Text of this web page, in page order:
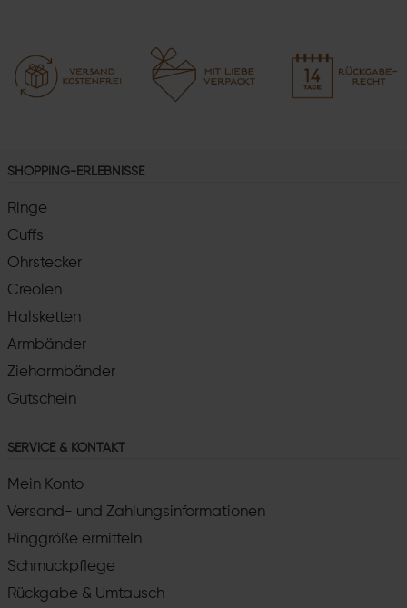
SHOPPING-ERLEBNISSE
Ringe
Cuffs
Ohrstecker
Creolen
Halsketten
Armbänder
Zieharmbänder
Gutschein
SERVICE & KONTAKT
Mein Konto
Versand- und Zahlungsinformationen
Ringgröße ermitteln
Schmuckpflege
Rückgabe & Umtausch